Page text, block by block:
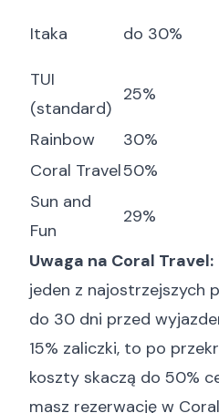
Itaka do 30%
TUI
(standard)
25%
Rainbow 30%
Coral Travel50%
Sun and
Fun
29%
Uwaga na Coral Travel:
jeden z najostrzejszych
do 30 dni przed
15% zaliczki, to po
koszty skaczą do 50%
masz rezerwację w